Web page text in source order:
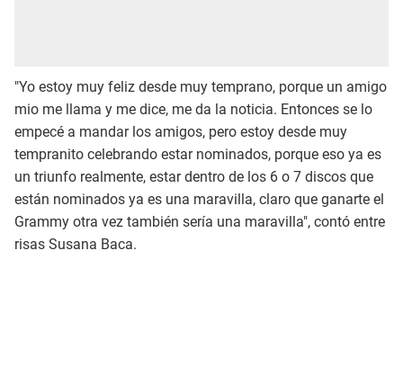
"Yo estoy muy feliz desde muy temprano, porque un amigo
mio me llama y me dice, me da la noticia. Entonces se lo
empecé a mandar los amigos, pero estoy desde muy
tempranito celebrando estar nominados, porque eso ya es
un triunfo realmente, estar dentro de los 6 o 7 discos que
están nominados ya es una maravilla, claro que ganarte el
Grammy otra vez también sería una maravilla", contó entre
risas Susana Baca.